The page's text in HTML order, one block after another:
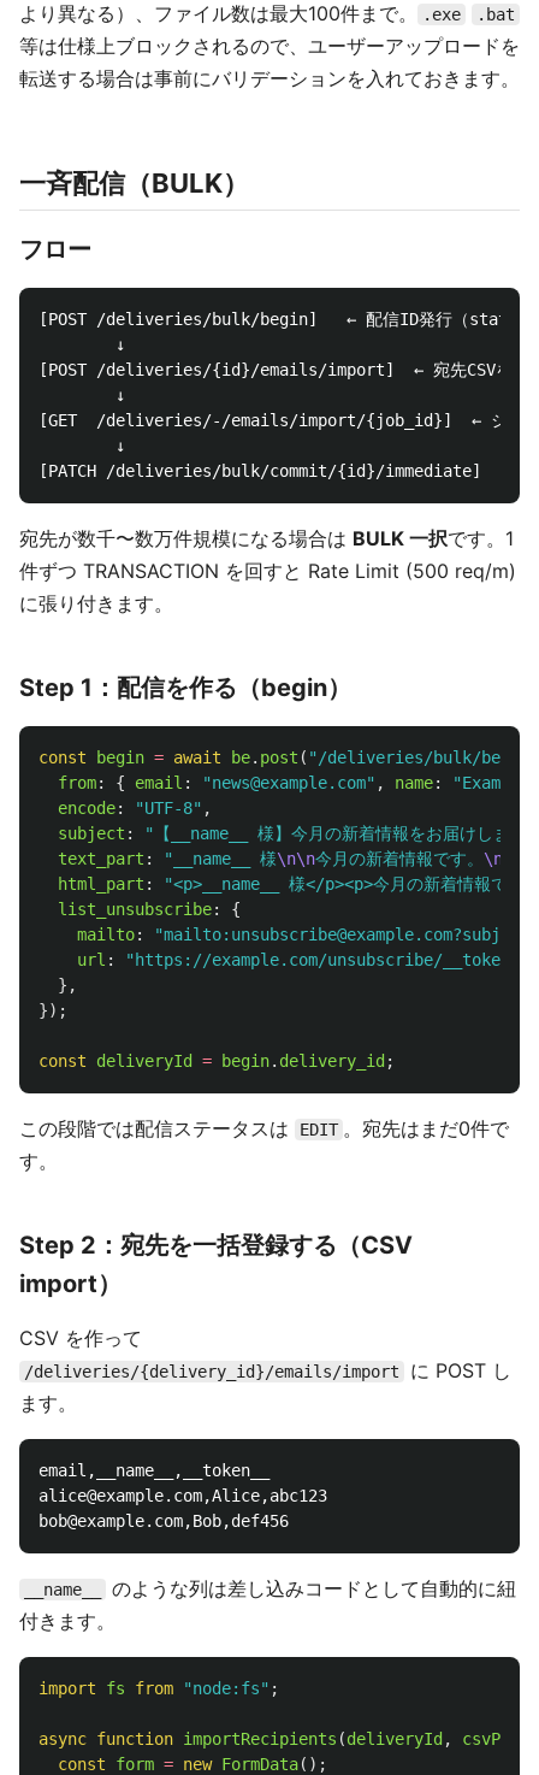
より異なる）、ファイル数は最大100件まで。
.exe .bat
等は仕様上ブロックされるので、ユーザーアップロードを
転送する場合は事前にバリデーションを入れておきます。
一斉配信（BULK）
フロー
[POST /deliveries/bulk/begin]   ← 配信ID発行（
        ↓
[POST /deliveries/{id}/emails/import]  ← 宛先CSVをアッ
        ↓
[GET  /deliveries/-/emails/import/{job_id}]  ← ジョブ
        ↓
宛先が数千〜数万件規模になる場合は BULK 一択です。1
件ずつ TRANSACTION を回すと Rate Limit (500 req/m)
に張り付きます。
Step 1：配信を作る（begin）
const begin = await be. post ( " /deliveries/bulk/begin
from: { email : "news@example.com" , name: "Example
encode: "UTF-8" ,
subject : " 【__name__ 様】今月の新着情報をお届けします
text_part : " __name__ 様\n\n今月の新着情報です。 \n
html_part : "<p>__name__ 様</p><p>今月の新着情報です
list_unsubscribe:
{
mailto: "
url : " https://example.com/unsubscribe/__token__
},
});
const deliveryId = begin. delivery_id ;
この段階では配信ステータスは EDIT 。宛先はまだ0件で
す。
Step 2：宛先を一括登録する（CSV
import）
CSV を作って
/deliveries/{delivery_id}/emails/import
に POST し
ます。
email,__name__,__token__
alice@example.com,Alice,abc123
__name__
のような列は差し込みコードとして自動的に紐
付きます。
import fs from "node:fs" ;
async function importRecipients (deliveryId , csvPath
const
form = new FormData();